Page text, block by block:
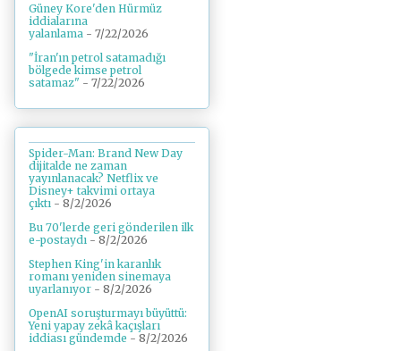
Güney Kore'den Hürmüz
iddialarına
yalanlama - 7/22/2026
"İran'ın petrol satamadığı
bölgede kimse petrol
satamaz" - 7/22/2026
Spider-Man: Brand New Day
dijitalde ne zaman
yayınlanacak? Netflix ve
Disney+ takvimi ortaya
çıktı - 8/2/2026
Bu 70'lerde geri gönderilen ilk
e-postaydı - 8/2/2026
Stephen King'in karanlık
romanı yeniden sinemaya
uyarlanıyor - 8/2/2026
OpenAI soruşturmayı büyüttü:
Yeni yapay zekâ kaçışları
iddiası gündemde - 8/2/2026